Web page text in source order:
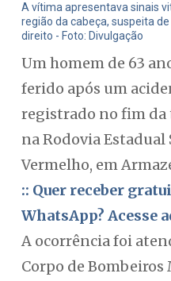
A vítima apresentava sinais
região da cabeça, suspeita
direito - Foto: Divulgação
Um homem de 63
ferido após um
registrado no fim da
na Rodovia Estadual
Vermelho, em
:: Quer receber
WhatsApp? Acesse
A ocorrência foi
Corpo de